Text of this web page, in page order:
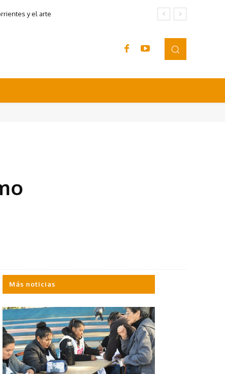
y el arte
Más noticias